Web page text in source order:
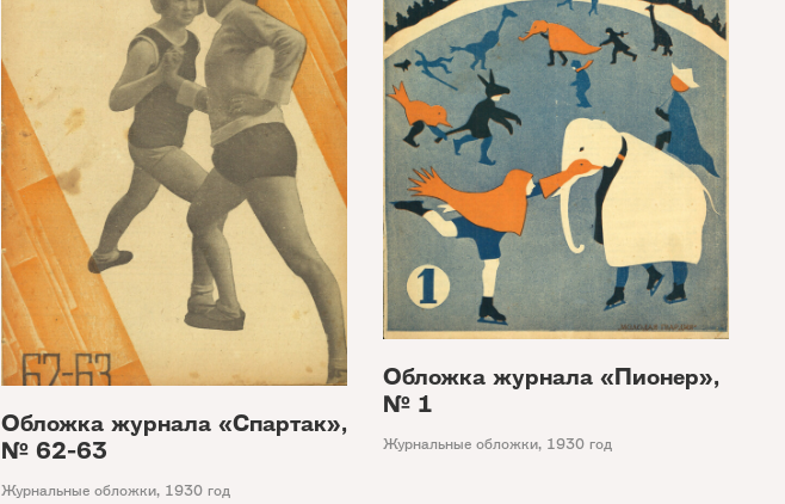
Обложка журнала «Пионер»,
№ 1
Журнальные обложки, 1930 год
Обложка журнала «Спартак»,
№ 62-63
Журнальные обложки, 1930 год